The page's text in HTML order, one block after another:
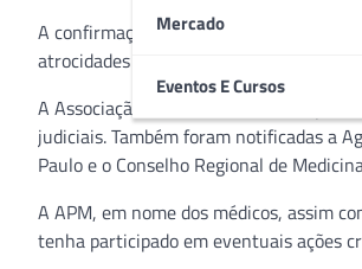
Mercado
Eventos E Cursos
A confirmação dos depoimentos que
atrocidades cometidas contra a
A Associação Paulista de Medicina já
judiciais. Também foram notificadas a
Paulo e o Conselho Regional de
A APM, em nome dos médicos, assim
tenha participado em eventuais ações